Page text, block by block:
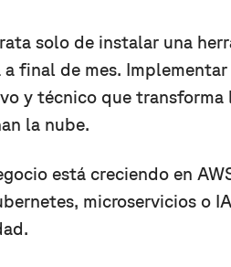
solo de instalar una
final de mes.
y técnico que transforma
la nube.
está creciendo en
microservicios o